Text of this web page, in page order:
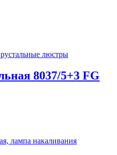
люстры
8037/5+3 FG
лампа накаливания